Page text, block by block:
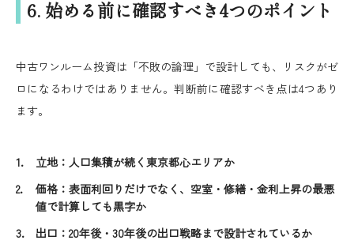
6. 始める前に確認すべき4つのポイント
中古ワンルーム投資は「不敗の論理」で設計しても、リスクがゼ
ロになるわけではありません。判断前に確認すべき点は4つあり
ます。
立地：人口集積が続く東京都心エリアか
価格：表面利回りだけでなく、空室・修繕・金利上昇の最悪
値で計算しても黒字か
出口：20年後・30年後の出口戦略まで設計されているか